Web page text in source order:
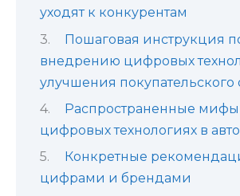
уходят к конкурентам
Пошаговая инструкция
внедрению цифровых
улучшения покупательского
Распространенные мифы
цифровых технологиях в
Конкретные
цифрами и брендами